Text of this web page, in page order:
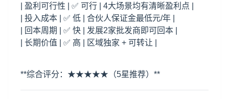
| 盈利可行性 | ✅ 可行 | 4大场景均有清晰盈利点 |
| 投入成本 | ✅ 低 | 合伙人保证金最低元/年 |
| 回本周期 | ✅ 快 | 发展2家批发商即可回本 |
| 长期价值 | ✅ 高 | 区域独家 + 可转让 |
**综合评分：★★★★★（5星推荐）**